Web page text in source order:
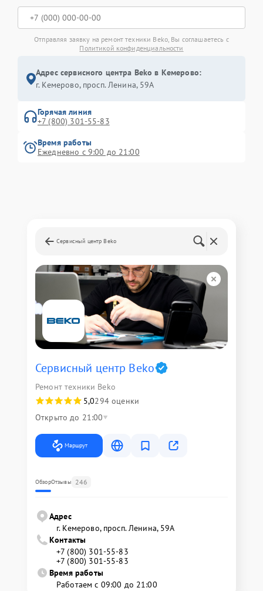
Отправляя заявку на ремонт техники Beko, Вы соглашаетесь с
Политикой конфиденциальности
Адрес сервисного центра Beko в Кемерово:
г. Кемерово, просп. Ленина, 59А
Горячая линия
+7 (800) 301-55-83
Время работы
Ежедневно с 9:00 до 21:00
Сервисный центр Beko
Сервисный центр Beko
Ремонт техники Beko
5,0294 оценки
Открыто до 21:00
Маршрут
ОбзорОтзывы 246
Адрес
г. Кемерово, просп. Ленина, 59А
Контакты
+7 (800) 301-55-83
+7 (800) 301-55-83
Время работы
Работаем с 09:00 до 21:00